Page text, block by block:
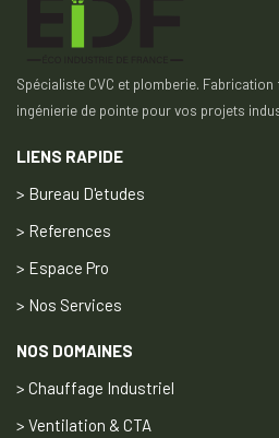
Spécialiste CVC et plomberie.
ingénierie de pointe pour vos projets
LIENS RAPIDE
> Bureau D'etudes
> References
> Espace Pro
> Nos Services
NOS DOMAINES
> Chauffage Industriel
> Ventilation & CTA